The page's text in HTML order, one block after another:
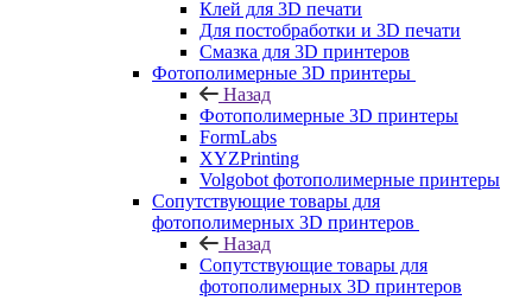
Клей для 3D печати
Для постобработки и 3D печати
Смазка для 3D принтеров
Фотополимерные 3D принтеры
Назад
Фотополимерные 3D принтеры
FormLabs
XYZPrinting
Volgobot фотополимерные принтеры
Сопутствующие товары для
фотополимерных 3D принтеров
Назад
Сопутствующие товары для
фотополимерных 3D принтеров